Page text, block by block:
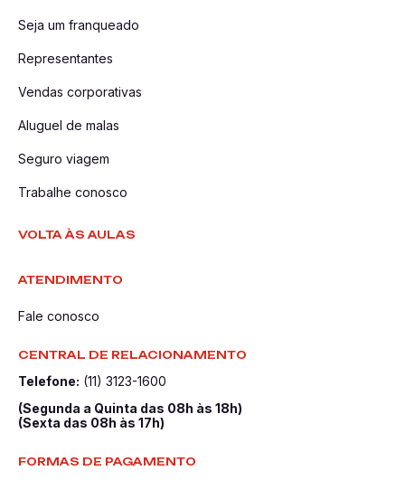
Seja um franqueado
Representantes
Vendas corporativas
Aluguel de malas
Seguro viagem
Trabalhe conosco
VOLTA ÀS AULAS
ATENDIMENTO
Fale conosco
CENTRAL DE RELACIONAMENTO
Telefone: (11) 3123-1600
(Segunda a Quinta das 08h às 18h)
(Sexta das 08h às 17h)
FORMAS DE PAGAMENTO